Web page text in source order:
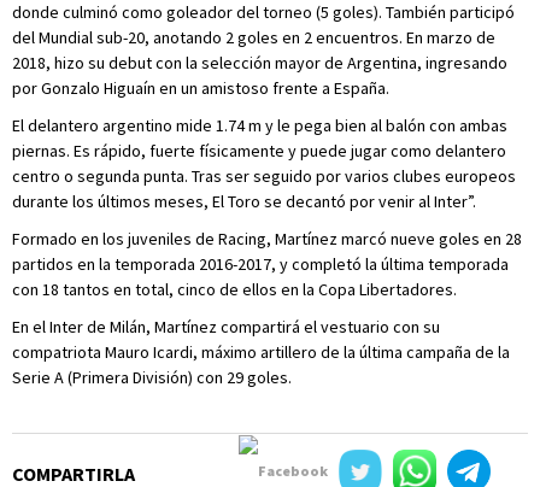
donde culminó como goleador del torneo (5 goles). También participó
del Mundial sub-20, anotando 2 goles en 2 encuentros. En marzo de
2018, hizo su debut con la selección mayor de Argentina, ingresando
por Gonzalo Higuaín en un amistoso frente a España.
El delantero argentino mide 1.74 m y le pega bien al balón con ambas
piernas. Es rápido, fuerte físicamente y puede jugar como delantero
centro o segunda punta. Tras ser seguido por varios clubes europeos
durante los últimos meses, El Toro se decantó por venir al Inter”.
Formado en los juveniles de Racing, Martínez marcó nueve goles en 28
partidos en la temporada 2016-2017, y completó la última temporada
con 18 tantos en total, cinco de ellos en la Copa Libertadores.
En el Inter de Milán, Martínez compartirá el vestuario con su
compatriota Mauro Icardi, máximo artillero de la última campaña de la
Serie A (Primera División) con 29 goles.
COMPARTIRLA